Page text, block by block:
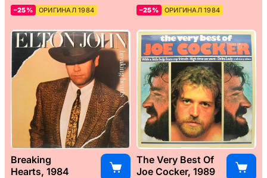
–25% ОРИГИНАЛ 1984 –25% ОРИГИНАЛ 1984
Breaking
Hearts, 1984
The Very Best Of
Joe Cocker, 1989